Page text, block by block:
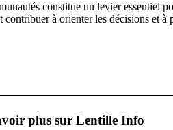
constitue un levier essentiel
à orienter les décisions et
plus sur Lentille Info